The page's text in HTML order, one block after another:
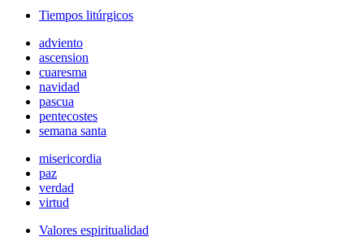
Tiempos litúrgicos
adviento
ascension
cuaresma
navidad
pascua
pentecostes
semana santa
misericordia
paz
verdad
virtud
Valores espiritualidad